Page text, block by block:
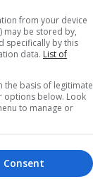
të të
me planet e
s. SK
from your device
may be stored by,
specifically by this
data. List of
the basis of legitimate
options below. Look
to manage or
Consent